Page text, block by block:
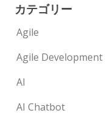
カテゴリー
Agile
Agile Development
AI
AI Chatbot